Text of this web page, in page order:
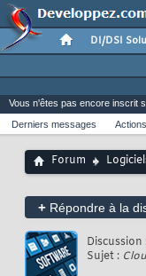
DI/DSI
Vous n'êtes pas encore inscrit
Derniers messages
Actions
Forum
+ Répondre à la
Discussion
Sujet :